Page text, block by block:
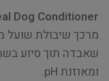
Dog Conditioner
מרכך שיבולת שועל
שאבדה תוך סיוע
ומאוזנת pH.